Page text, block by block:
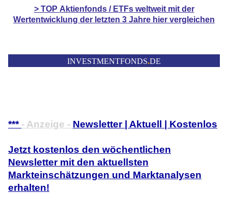
> TOP Aktienfonds / ETFsweltweit mit der
Wertentwicklung der letzten 3 Jahre hier vergleichen
INVESTMENTFONDS.DE
*** - Anzeige - Newsletter | Aktuell | Kostenlos
Jetzt kostenlos den wöchentlichen
Newsletter mit den aktuellsten
Markteinschätzungen und Marktanalysen
erhalten!